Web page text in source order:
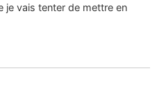
je vais tenter de mettre en